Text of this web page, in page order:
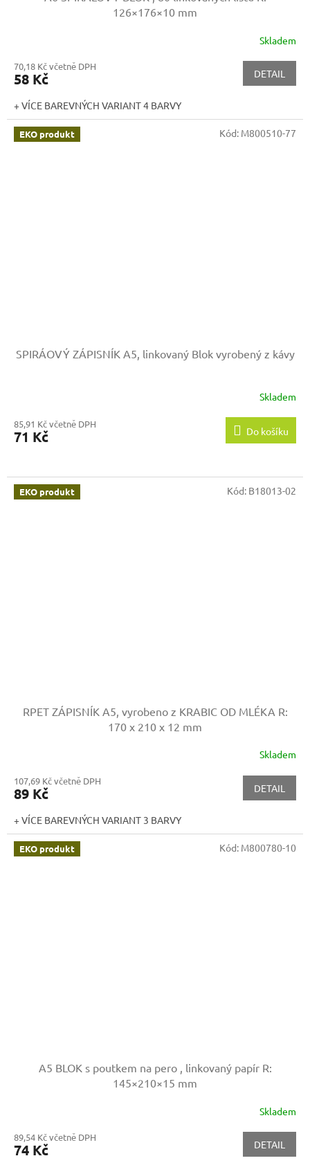
126×176×10 mm
Skladem
70,18 Kč včetně DPH
58 Kč DETAIL
+ VÍCE BAREVNÝCH VARIANT 4 BARVY
EKO produkt
SPIRÁOVÝ ZÁPISNÍK A5, linkovaný Blok vyrobený z kávy
Skladem
85,91 Kč včetně DPH
71 Kč Do košíku
Kód: M800510-77
EKO produkt
RPET ZÁPISNÍK A5, vyrobeno z KRABIC OD MLÉKA R:
170 x 210 x 12 mm
Skladem
107,69 Kč včetně DPH
89 Kč DETAIL
+ VÍCE BAREVNÝCH VARIANT 3 BARVY
Kód: B18013-02
EKO produkt
A5 BLOK s poutkem na pero , linkovaný papír R:
145×210×15 mm
Skladem
89,54 Kč včetně DPH
74 Kč DETAIL
Kód: M800780-10